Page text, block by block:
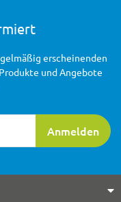
Anmelden
erscheinenden
und Angebote